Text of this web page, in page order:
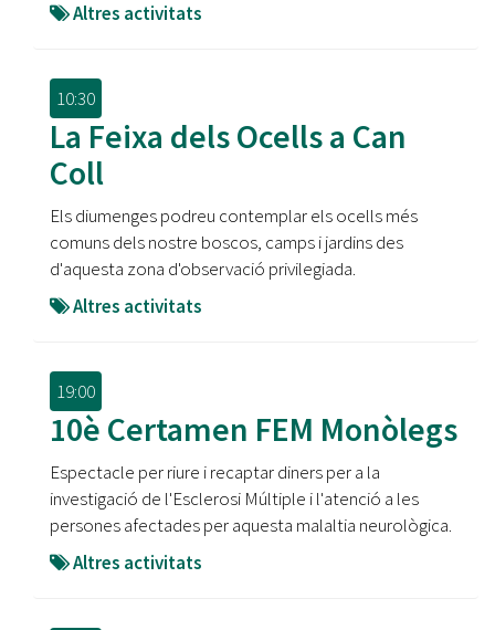
Altres activitats
10:30
La Feixa dels Ocells a Can
Coll
Els diumenges podreu contemplar els ocells més
comuns dels nostre boscos, camps i jardins des
d'aquesta zona d'observació privilegiada.
Altres activitats
19:00
10è Certamen FEM Monòlegs
Espectacle per riure i recaptar diners per a la
investigació de l'Esclerosi Múltiple i l'atenció a les
persones afectades per aquesta malaltia neurològica.
Altres activitats